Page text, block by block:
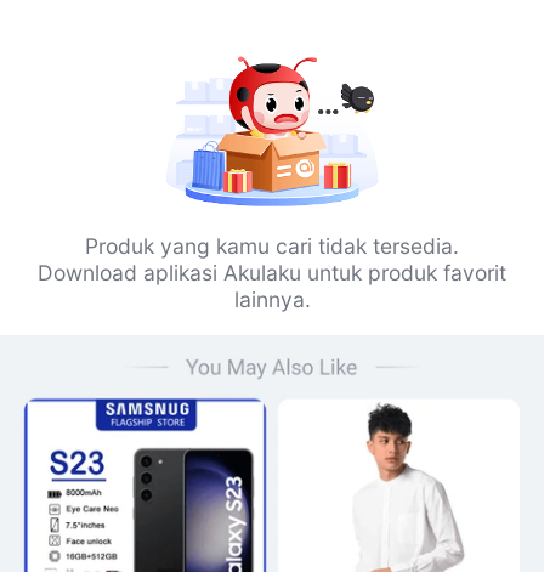
Produk yang kamu cari tidak tersedia.
Download aplikasi Akulaku untuk produk favorit
lainnya.